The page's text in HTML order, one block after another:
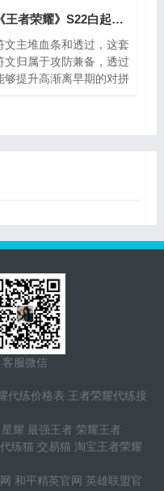
的有关专业知识了，假如要
耀代练个人工作室官方网
，一定会给你收获颇多。
《王者荣耀》S22白起铭文推荐 赛季符文怎么搭配解析
文主堆血条和透过，这套
文归属于攻防兼备，透过
够提升高渐离早期的对拼
对面换肝。
客服微信
代练价格表 王者荣耀代练接
星耀 最强王者 荣耀王者
代练猫 交易猫 淘宝王者荣耀
和平精英官网 英雄联盟官